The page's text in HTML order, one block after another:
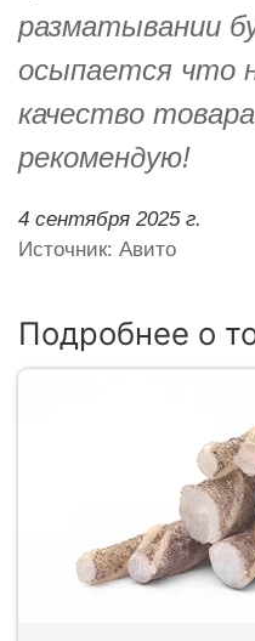
разматывании
осыпается что
качество
рекомендую!
4 сентября 2025 г.
Источник: Авито
Подробнее о